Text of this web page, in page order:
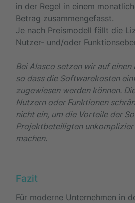
in der Regel in einem
Betrag zusammengefasst.
Je nach Preismodell fällt die
Nutzer- und/oder
Bei Alasco setzen wir auf einen
so dass die Softwarekosten
zugewiesen werden können.
Nutzern oder Funktionen
nicht ein, um die Vorteile der
Projektbeteiligten
machen.
Fazit
Für moderne Unternehmen in